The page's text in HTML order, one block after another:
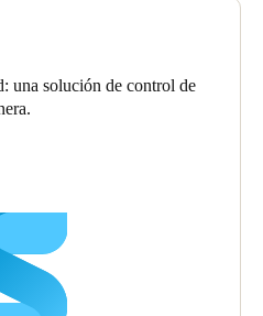
predeterminada
una solución de control de